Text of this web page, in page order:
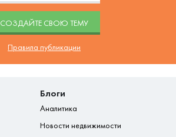
CОЗДАЙТЕ СВОЮ ТЕМУ
Правила публикации
Блоги
Аналитика
Новости недвижимости